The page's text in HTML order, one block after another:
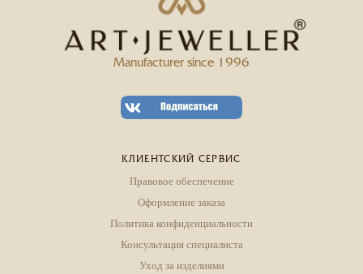
Manufacturer since 1996
КЛИЕНТСКИЙ СЕРВИС
Правовое обеспечение
Оформление заказа
Политика конфиденциальности
Консультация специалиста
Уход за изделиями